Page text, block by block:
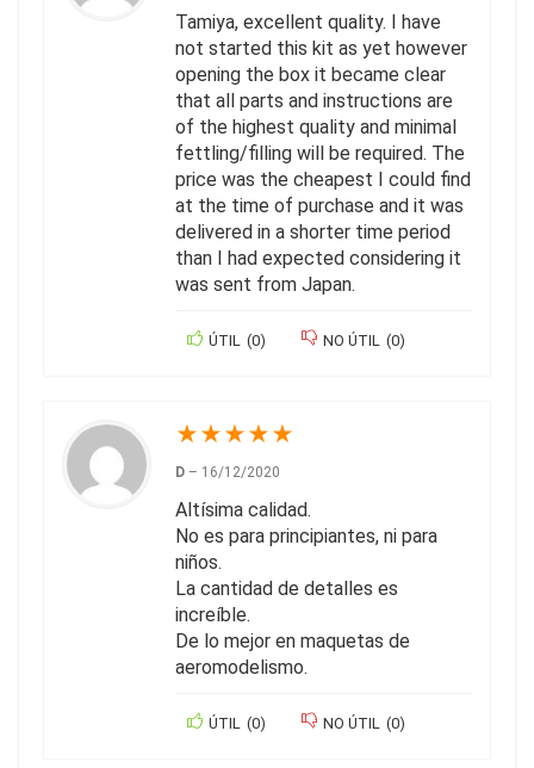
Tamiya, excellent quality. I have
not started this kit as yet however
opening the box it became clear
that all parts and instructions are
of the highest quality and minimal
fettling/filling will be required. The
price was the cheapest I could find
at the time of purchase and it was
delivered in a shorter time period
than I had expected considering it
was sent from Japan.
ÚTIL (0) NO ÚTIL (0)
★★★★★
D – 16/12/2020
Altísima calidad.
No es para principiantes, ni para
niños.
La cantidad de detalles es
increíble.
De lo mejor en maquetas de
aeromodelismo.
ÚTIL (0) NO ÚTIL (0)